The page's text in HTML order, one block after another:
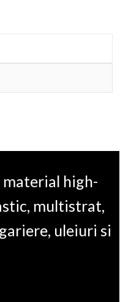
high-
multistrat,
uleiuri si